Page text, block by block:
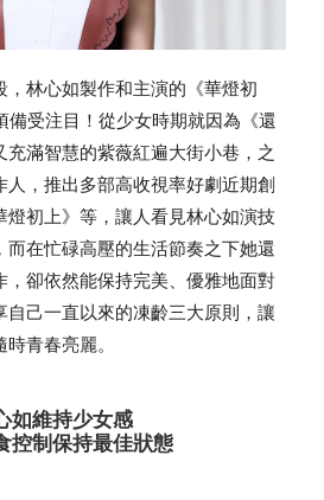
，林心如製作和主演的《華燈初
備受注目！從少女時期就因為《還
充滿智慧的紫薇紅遍大街小巷，之
人，推出多部高收視率好劇近期創
燈初上》等，讓人看見林心如演技
而在忙碌高壓的生活節奏之下她還
，卻依然能保持完美、優雅地面對
自己一直以來的凍齡三大原則，讓
青春亮麗。
如維持少女感
控制保持最佳狀態